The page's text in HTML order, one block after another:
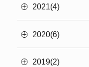
2021(4)
2020(6)
2019(2)